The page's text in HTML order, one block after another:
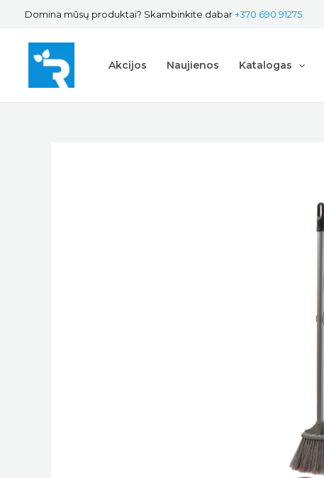
Domina mūsų produktai? Skambinkite dabar+370 690 91275
Akcijos Naujienos Katalogas